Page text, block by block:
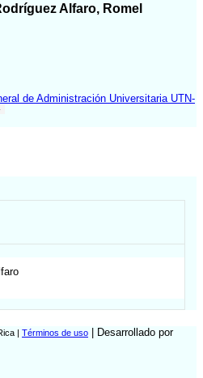
Alfaro, Romel
de Administración Universitaria UTN-
| Términos de uso
| Desarrollado por